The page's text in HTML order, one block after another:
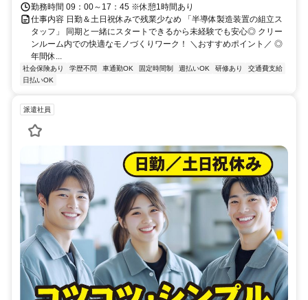
勤務時間 09：00～17：45 ※休憩1時間あり
仕事内容 日勤＆土日祝休みで残業少なめ 「半導体製造装置の組立ス
タッフ」 同期と一緒にスタートできるから未経験でも安心◎ クリー
ンルーム内での快適なモノづくりワーク！ ＼おすすめポイント／ ◎
年間休...
社会保険あり 学歴不問 車通勤OK 固定時間制 週払いOK 研修あり
交通費支給
日払いOK
派遣社員